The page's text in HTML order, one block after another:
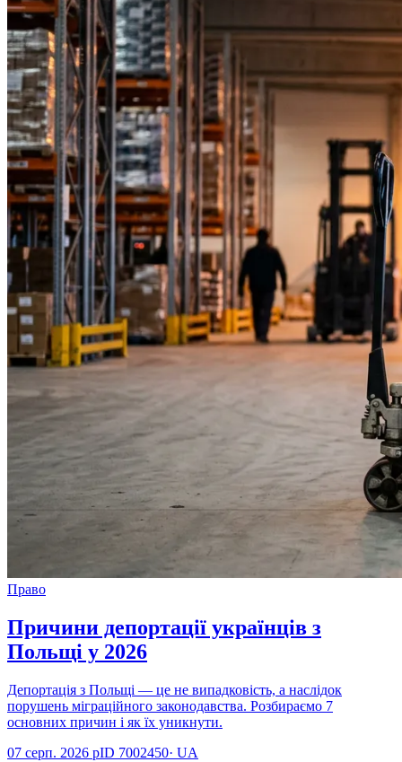
Право
Причини депортації українців з
Польщі у 2026
Депортація з Польщі — це не випадковість, а наслідок
порушень міграційного законодавства. Розбираємо 7
основних причин і як їх уникнути.
07 серп. 2026 рID 7002450· UA